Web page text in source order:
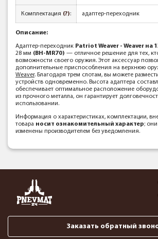
Комплектация (?): адаптер-переходник
Описание:
Адаптер-переходник Patriot Weaver - Weaver на
28 мм (BH-MR70) — отличное решение для тех,
возможности своего оружия. Этот аксессуар
дополнительные приспособления на верхнюю
Weaver. Благодаря трем слотам, вы можете
устройств одновременно. Высота адаптера
обеспечивает оптимальное расположение
из прочного металла, он гарантирует
использовании.
Информация о характеристиках, комплектации,
товара носит ознакомительный характер;
изменены производителем без уведомления.
Заказать обратный